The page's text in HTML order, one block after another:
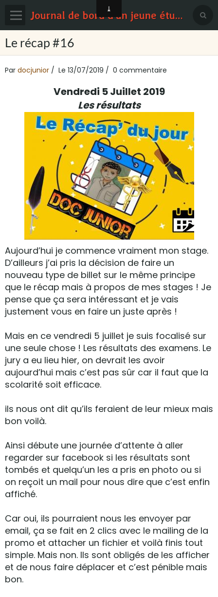
Journal de bord d'un jeune étudiant en médecine
Page d'accueil
Le récap #16
Par docjunior Le 13/07/2019 0 commentaire
Vendredi 5 Juillet 2019
Les résultats
Aujourd’hui je commence vraiment mon stage.
D’ailleurs j’ai pris la décision de faire un
nouveau type de billet sur le même principe
que le récap mais à propos de mes stages ! Je
pense que ça sera intéressant et je vais
justement vous en faire un juste après !
Mais en ce vendredi 5 juillet je suis focalisé sur
une seule chose ! Les résultats des examens. Le
jury a eu lieu hier, on devrait les avoir
aujourd’hui mais c’est pas sûr car il faut que la
scolarité soit efficace.
ils nous ont dit qu’ils feraient de leur mieux mais
bon voilà.
Ainsi débute une journée d’attente à aller
regarder sur facebook si les résultats sont
tombés et quelqu’un les a pris en photo ou si
on reçoit un mail pour nous dire que c’est enfin
affiché.
Car oui, ils pourraient nous les envoyer par
email, ça se fait en 2 clics avec le mailing de la
promo et attacher un fichier et voilà finis tout
simple. Mais non. Ils sont obligés de les afficher
et de nous faire déplacer et c’est pénible mais
bon.